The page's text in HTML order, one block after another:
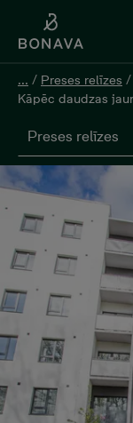
... / Preses relīzes /
Kāpēc daudzas
Preses relīzes